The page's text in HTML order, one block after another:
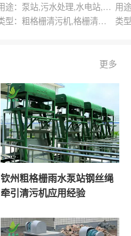
用途：泵站,污水处理,水电站,自来水厂,给排水工程
类型：粗格栅清污机,格栅清污机,回转式清污机
更多
钦州粗格栅雨水泵站钢丝绳
牵引清污机应用经验